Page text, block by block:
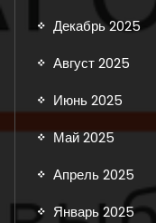
Декабрь 2025
Август 2025
Июнь 2025
Май 2025
Апрель 2025
Январь 2025